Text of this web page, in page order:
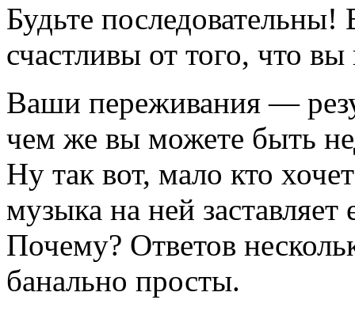
Будьте
счастливы от того, что
Ваши переживания —
чем же вы можете быть
Ну так вот, мало кто
музыка на ней заставляет
Почему? Ответов
банально просты.